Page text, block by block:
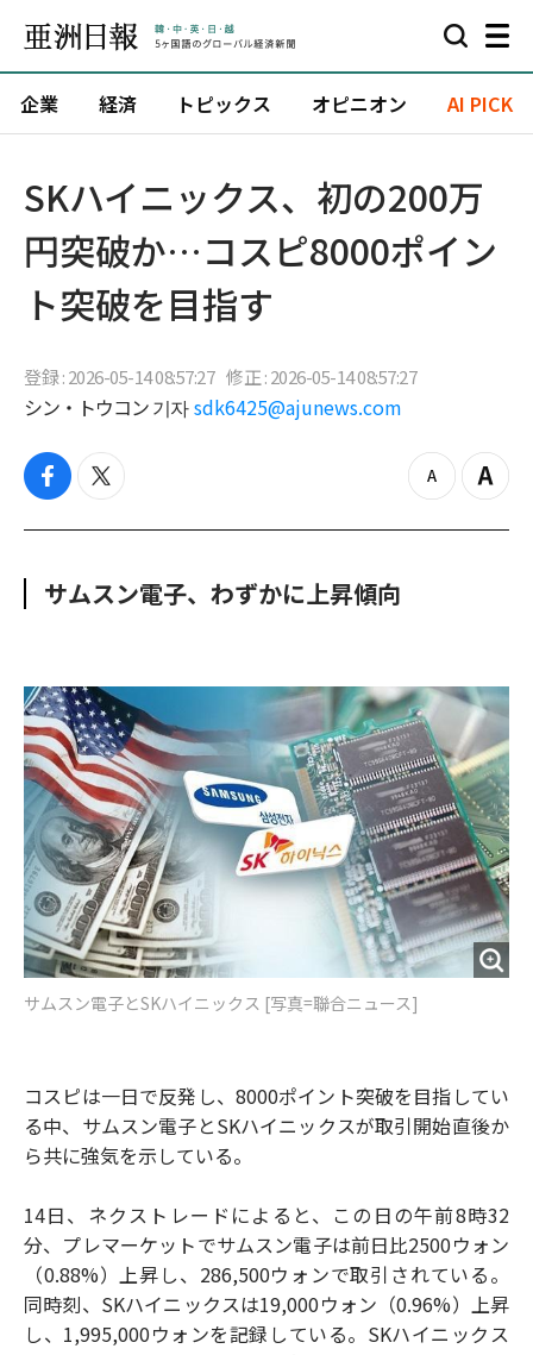
企業 経済 トピックス オピニオン AI PICK
SKハイニックス、初の200万
円突破か…コスピ8000ポイン
ト突破を目指す
登録 : 2026-05-14 08:57:27 修正 : 2026-05-14 08:57:27
シン・トウコン 기자 sdk6425@ajunews.com
f
c
o
t
i
e
z
o
Z
o
サムスン電子、わずかに上昇傾向
サムスン電子とSKハイニックス [写真=聯合ニュース]
コスピは一日で反発し、8000ポイント突破を目指してい
る中、サムスン電子とSKハイニックスが取引開始直後か
ら共に強気を示している。
14日、ネクストレードによると、この日の午前8時32
分、プレマーケットでサムスン電子は前日比2500ウォン
（0.88%）上昇し、286,500ウォンで取引されている。
同時刻、SKハイニックスは19,000ウォン（0.96%）上昇
し、1,995,000ウォンを記録している。SKハイニックス